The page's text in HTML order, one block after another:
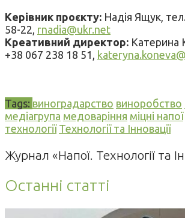
Керівник проєкту: Надія Ящук,
58-22, rnadia@ukr.net
Креативний директор: Катерина
+38 067 238 18 51,
Tags: виноградарство виноробство
медіагрупа медоваріння міцні напої
технології Технології та Інновації
Журнал «Напої. Технології та
Останні статті